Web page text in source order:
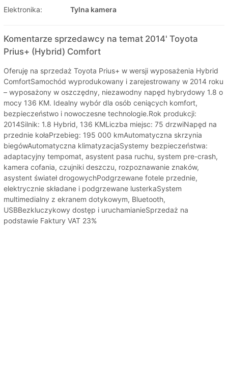
Elektronika:
Tylna kamera
Komentarze sprzedawcy na temat 2014' Toyota
Prius+ (Hybrid) Comfort
Oferuję na sprzedaż Toyota Prius+ w wersji wyposażenia Hybrid
ComfortSamochód wyprodukowany i zarejestrowany w 2014 roku
– wyposażony w oszczędny, niezawodny napęd hybrydowy 1.8 o
mocy 136 KM. Idealny wybór dla osób ceniących komfort,
bezpieczeństwo i nowoczesne technologie.Rok produkcji:
2014Silnik: 1.8 Hybrid, 136 KMLiczba miejsc: 75 drzwiNapęd na
przednie kołaPrzebieg: 195 000 kmAutomatyczna skrzynia
biegówAutomatyczna klimatyzacjaSystemy bezpieczeństwa:
adaptacyjny tempomat, asystent pasa ruchu, system pre-crash,
kamera cofania, czujniki deszczu, rozpoznawanie znaków,
asystent świateł drogowychPodgrzewane fotele przednie,
elektrycznie składane i podgrzewane lusterkaSystem
multimedialny z ekranem dotykowym, Bluetooth,
USBBezkluczykowy dostęp i uruchamianieSprzedaż na
podstawie Faktury VAT 23%